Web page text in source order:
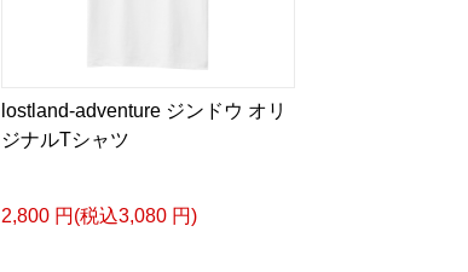
lostland-adventure ジンドウ オリ
ジナルTシャツ
2,800 円(税込3,080 円)